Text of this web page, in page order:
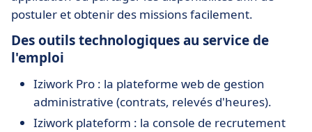
postuler et obtenir des missions facilement.
Des outils technologiques au service de
l'emploi
Iziwork Pro : la plateforme web de gestion
administrative (contrats, relevés d'heures).
Iziwork plateform : la console de recrutement